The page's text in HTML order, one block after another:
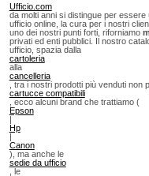
Ufficio.com
da molti anni si distingue per
ufficio online, la cura per i nostri
uno dei nostri punti forti, riforniamo
privati ed enti pubblici. Il nostro
ufficio, spazia dalla
cartoleria
alla
cancelleria
, tra i nostri prodotti più venduti non
cartucce compatibili
, ecco alcuni brand che trattiamo (
Epson
|
Hp
|
Canon
), ma anche le
sedie da ufficio
, le